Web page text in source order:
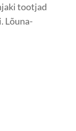
tootjad
Lõuna-